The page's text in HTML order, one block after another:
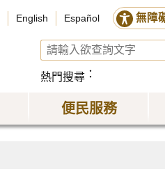
English Español 無障
熱門搜尋
便民服務